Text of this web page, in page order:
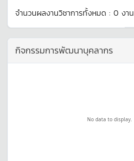
จำนวนผลงานวิชาการทั้งหมด : 0 งาน
กิจกรรมการพัฒนาบุคลากร
No data to display.